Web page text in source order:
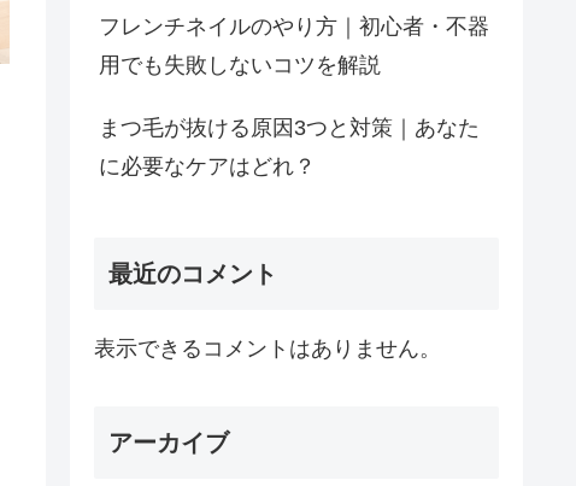
フレンチネイルのやり方｜初心者・不器
用でも失敗しないコツを解説
まつ毛が抜ける原因3つと対策｜あなた
に必要なケアはどれ？
最近のコメント
表示できるコメントはありません。
アーカイブ